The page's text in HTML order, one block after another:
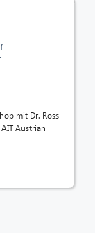
mit Dr. Ross
Austrian